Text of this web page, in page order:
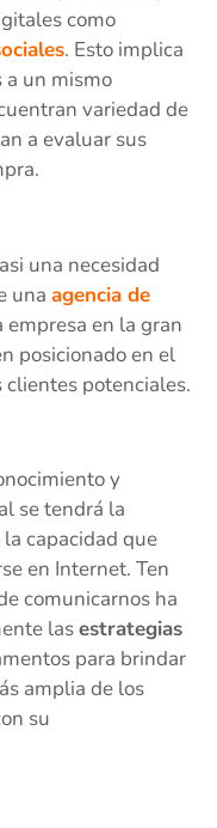
como
. Esto implica
a un mismo
variedad de
a evaluar sus
una necesidad
una agencia de
en la gran
posicionado en el
clientes potenciales.
y
se tendrá la
capacidad que
en Internet. Ten
comunicarnos ha
lasestrategias
para brindar
amplia de los
su